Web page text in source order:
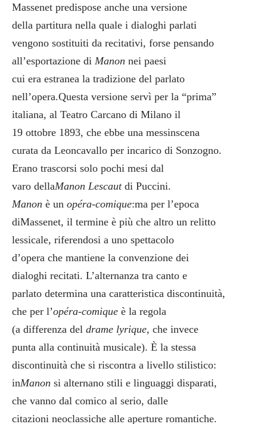
Massenet predispose anche una versione
della partitura nella quale i dialoghi parlati
vengono sostituiti da recitativi, forse pensando
all’esportazione di Manon nei paesi
cui era estranea la tradizione del parlato
nell’opera.Questa versione servì per la “prima”
italiana, al Teatro Carcano di Milano il
19 ottobre 1893, che ebbe una messinscena
curata da Leoncavallo per incarico di Sonzogno.
Erano trascorsi solo pochi mesi dal
varo dellaManon Lescaut di Puccini.
Manon è un opéra-comique:ma per l’epoca
diMassenet, il termine è più che altro un relitto
lessicale, riferendosi a uno spettacolo
d’opera che mantiene la convenzione dei
dialoghi recitati. L’alternanza tra canto e
parlato determina una caratteristica discontinuità,
che per l’opéra-comique è la regola
(a differenza del drame lyrique, che invece
punta alla continuità musicale). È la stessa
discontinuità che si riscontra a livello stilistico:
inManon si alternano stili e linguaggi disparati,
che vanno dal comico al serio, dalle
citazioni neoclassiche alle aperture romantiche.